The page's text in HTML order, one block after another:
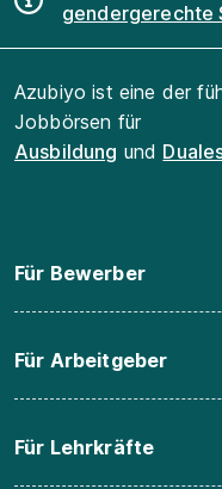
gendergerechte
Azubiyo ist eine der
Jobbörsen für
Ausbildung und
Für Bewerber
Für Arbeitgeber
Für Lehrkräfte